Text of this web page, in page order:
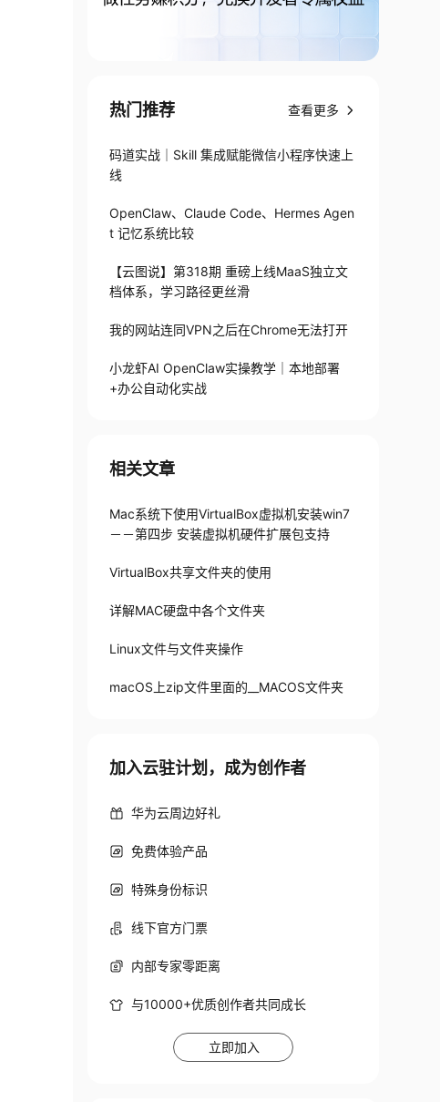
热门推荐 查看更多
码道实战｜Skill 集成赋能微信小程序快速上
线
OpenClaw、Claude Code、Hermes Agen
t 记忆系统比较
【云图说】第318期 重磅上线MaaS独立文
档体系，学习路径更丝滑
我的网站连同VPN之后在Chrome无法打开
小龙虾AI OpenClaw实操教学｜本地部署
+办公自动化实战
相关文章
Mac系统下使用VirtualBox虚拟机安装win7
－－第四步 安装虚拟机硬件扩展包支持
VirtualBox共享文件夹的使用
详解MAC硬盘中各个文件夹
Linux文件与文件夹操作
macOS上zip文件里面的__MACOS文件夹
加入云驻计划，成为创作者
华为云周边好礼
免费体验产品
特殊身份标识
线下官方门票
内部专家零距离
与10000+优质创作者共同成长
立即加入